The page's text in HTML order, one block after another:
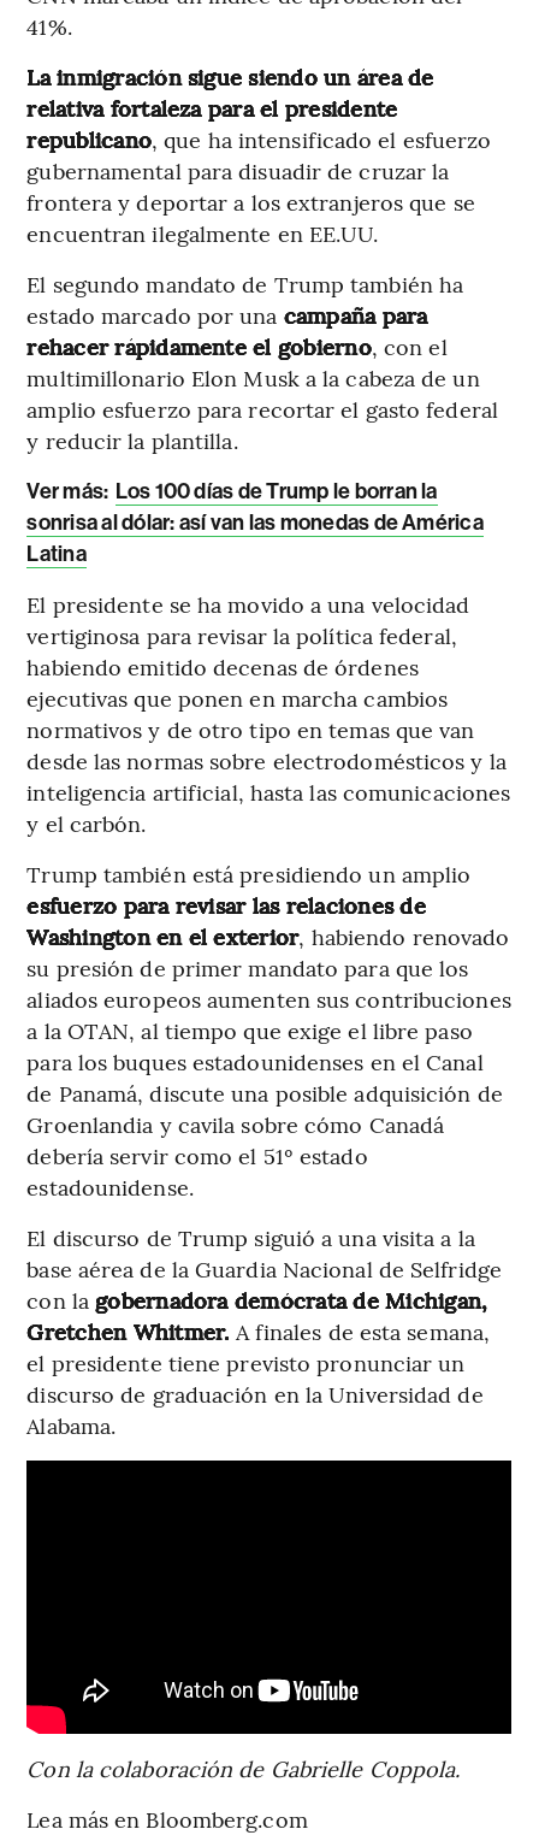
41%.
La inmigración sigue siendo un área de
relativa fortaleza para el presidente
republicano, que ha intensificado el esfuerzo
gubernamental para disuadir de cruzar la
frontera y deportar a los extranjeros que se
encuentran ilegalmente en EE.UU.
El segundo mandato de Trump también ha
estado marcado por una campaña para
rehacer rápidamente el gobierno, con el
multimillonario Elon Musk a la cabeza de un
amplio esfuerzo para recortar el gasto federal
y reducir la plantilla.
Ver más: Los 100 días de Trump le borran la
sonrisa al dólar: así van las monedas de América
Latina
El presidente se ha movido a una velocidad
vertiginosa para revisar la política federal,
habiendo emitido decenas de órdenes
ejecutivas que ponen en marcha cambios
normativos y de otro tipo en temas que van
desde las normas sobre electrodomésticos y la
inteligencia artificial, hasta las comunicaciones
y el carbón.
Trump también está presidiendo un amplio
esfuerzo para revisar las relaciones de
Washington en el exterior, habiendo renovado
su presión de primer mandato para que los
aliados europeos aumenten sus contribuciones
a la OTAN, al tiempo que exige el libre paso
para los buques estadounidenses en el Canal
de Panamá, discute una posible adquisición de
Groenlandia y cavila sobre cómo Canadá
debería servir como el 51º estado
estadounidense.
El discurso de Trump siguió a una visita a la
base aérea de la Guardia Nacional de Selfridge
con la gobernadora demócrata de Michigan,
Gretchen Whitmer. A finales de esta semana,
el presidente tiene previsto pronunciar un
discurso de graduación en la Universidad de
Alabama.
Con la colaboración de Gabrielle Coppola.
Lea más en Bloomberg.com